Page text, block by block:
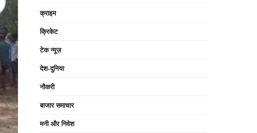
क्राइम
क्रिकेट
टेक न्यूज़
देश-दुनिया
नौकरी
बाजार समाचार
मनी और निवेश